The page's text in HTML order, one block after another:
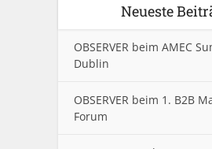
Neueste
OBSERVER beim AMEC
Dublin
OBSERVER beim 1. B2B
Forum